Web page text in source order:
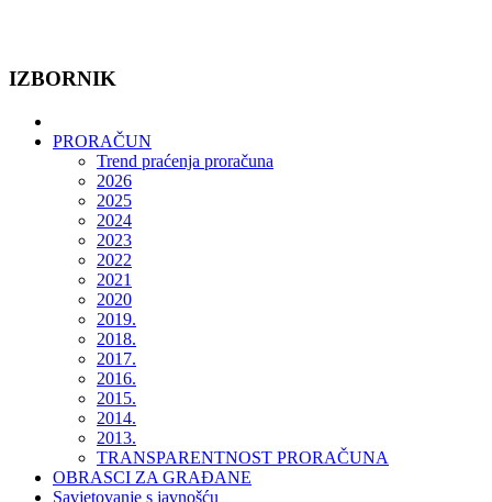
IZBORNIK
PRORAČUN
Trend praćenja proračuna
2026
2025
2024
2023
2022
2021
2020
2019.
2018.
2017.
2016.
2015.
2014.
2013.
TRANSPARENTNOST PRORAČUNA
OBRASCI ZA GRAĐANE
Savjetovanje s javnošću